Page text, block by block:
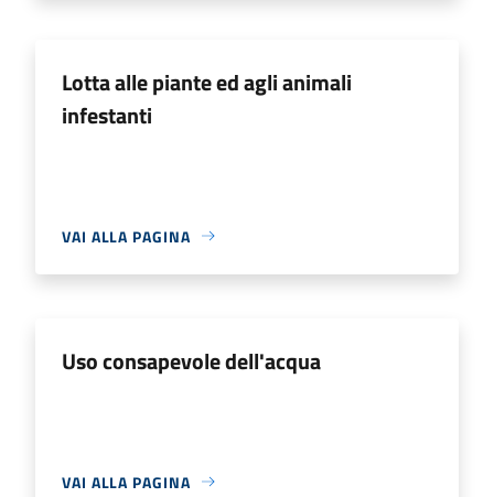
Lotta alle piante ed agli animali
infestanti
VAI ALLA PAGINA
Uso consapevole dell'acqua
VAI ALLA PAGINA